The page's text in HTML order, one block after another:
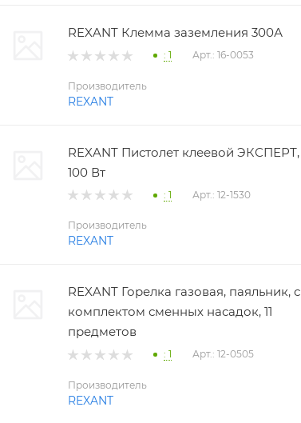
REXANT Клемма заземления 300А
: 1 Арт.: 16-0053
Производитель
REXANT
REXANT Пистолет клеевой ЭКСПЕРТ,
100 Вт
: 1 Арт.: 12-1530
Производитель
REXANT
REXANT Горелка газовая, паяльник, с
комплектом сменных насадок, 11
предметов
: 1 Арт.: 12-0505
Производитель
REXANT